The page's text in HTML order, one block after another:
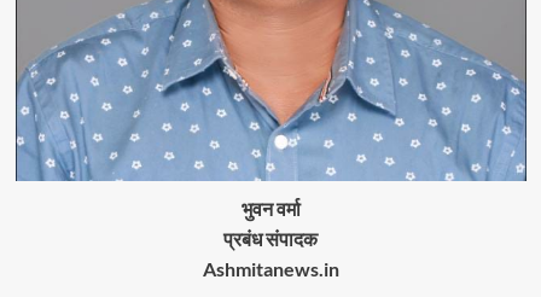
भुवन वर्मा
प्रबंध संपादक
Ashmitanews.in